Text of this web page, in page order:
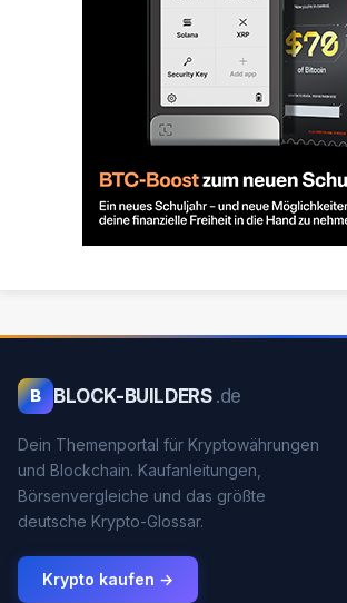
B BLOCK-BUILDERS .de
Dein Themenportal für Kryptowährungen
und Blockchain. Kaufanleitungen,
Börsenvergleiche und das größte
deutsche Krypto-Glossar.
Krypto kaufen →